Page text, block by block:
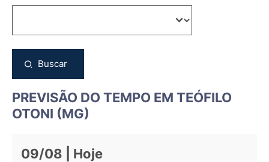
Buscar
PREVISÃO DO TEMPO EM TEÓFILO
OTONI (MG)
09/08 | Hoje